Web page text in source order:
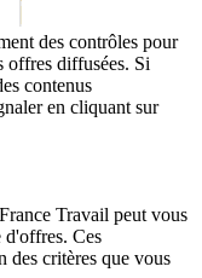
des contrôles pour
offres diffusées. Si
contenus
en cliquant sur
Travail peut vous
d'offres. Ces
des critères que vous